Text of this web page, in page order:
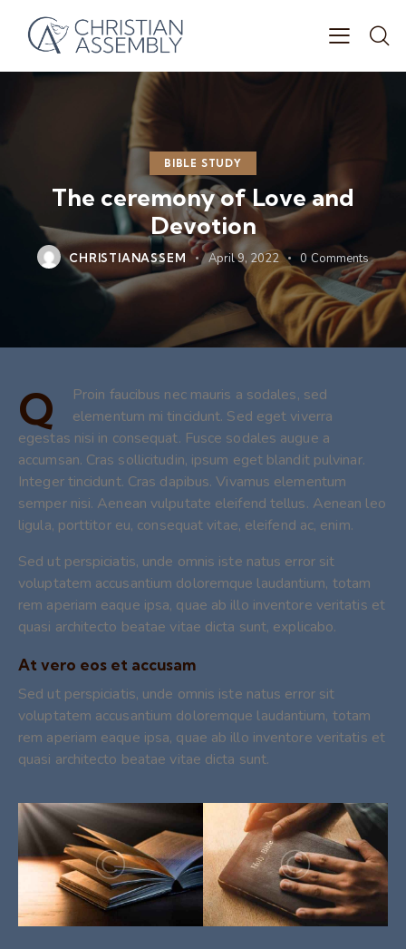
BIBLE STUDY
The ceremony of Love and
Devotion
CHRISTIANASSEM April 9, 2022 0 Comments
Q
Proin faucibus nec mauris a sodales, sed
elementum mi tincidunt. Sed eget viverra
egestas nisi in consequat. Fusce sodales augue a
accumsan. Cras sollicitudin, ipsum eget blandit pulvinar.
Integer tincidunt. Cras dapibus. Vivamus elementum
semper nisi. Aenean vulputate eleifend tellus. Aenean leo
ligula, porttitor eu, consequat vitae, eleifend ac, enim.
Sed ut perspiciatis, unde omnis iste natus error sit
voluptatem accusantium doloremque laudantium, totam
rem aperiam eaque ipsa, quae ab illo inventore veritatis et
quasi architecto beatae vitae dicta sunt, explicabo.
At vero eos et accusam
Sed ut perspiciatis, unde omnis iste natus error sit
voluptatem accusantium doloremque laudantium, totam
rem aperiam eaque ipsa, quae ab illo inventore veritatis et
quasi architecto beatae vitae dicta sunt.